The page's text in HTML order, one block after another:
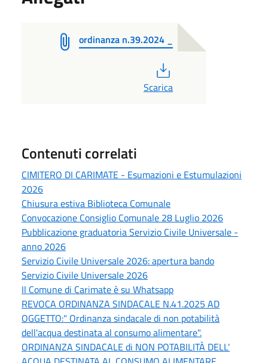
ordinanza n.39.2024 _
Scarica
Contenuti correlati
CIMITERO DI CARIMATE - Esumazioni e Estumulazioni
2026
Chiusura estiva Biblioteca Comunale
Convocazione Consiglio Comunale 28 Luglio 2026
Pubblicazione graduatoria Servizio Civile Universale -
anno 2026
Servizio Civile Universale 2026: apertura bando
Servizio Civile Universale 2026
Il Comune di Carimate è su Whatsapp
REVOCA ORDINANZA SINDACALE N.41.2025 AD
OGGETTO:" Ordinanza sindacale di non potabilità
dell'acqua destinata al consumo alimentare".
ORDINANZA SINDACALE di NON POTABILITÀ DELL'